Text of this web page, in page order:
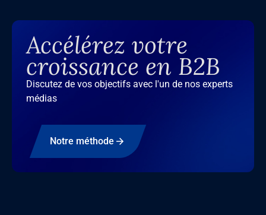
Accélérez votre
croissance en B2B
Discutez de vos objectifs avec l'un de nos experts
médias
Notre méthode